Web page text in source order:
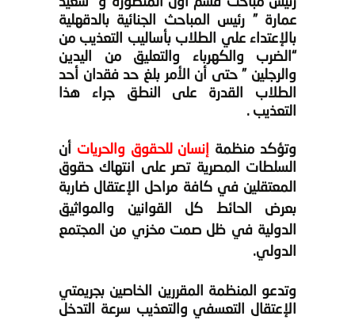
عمارة ” رئيس المباحث الجنائية بالدقهلية
بالإعتداء علي الطلاب بأساليب التعذيب من
“الضرب والكهرباء والتعليق من اليدين
والرجلين ” حتى أن الأمر بلغ حد فقدان أحد
الطلاب القدرة على النطق جراء هذا
التعذيب .
وتؤكد منظمة إنسان للحقوق والحريات أن
السلطات المصرية تصر على انتهاك حقوق
المعتقلين فيكافة مراحل الإعتقال ضاربة
بعرض الحائط كل القوانين والمواثيق
الدولية في ظل صمت مخزي من المجتمع
الدولي.
وتدعو المنظمة المقررين الخاصين بجريمتي
الإعتقال التعسفي والتعذيب سرعة التدخل